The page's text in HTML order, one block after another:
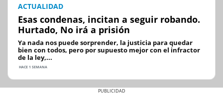
ACTUALIDAD
Esas condenas, incitan a seguir robando.
Hurtado, No irá a prisión
Ya nada nos puede sorprender, la justicia para quedar
bien con todos, pero por supuesto mejor con el infractor
de la ley,...
HACE 1 SEMANA